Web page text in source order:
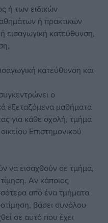
ή των ειδικών
ή πρακτικών
εισαγωγική κατεύθυνση,
κατεύθυνση και
ο
εξεταζόμενα μαθήματα
για κάθε σχολή, τμήμα
Επιστημονικού
να εισαχθούν σε τμήμα,
Αν κάποιος
από ένα τμήματα
βάσει συνόλου
σε αυτό που έχει